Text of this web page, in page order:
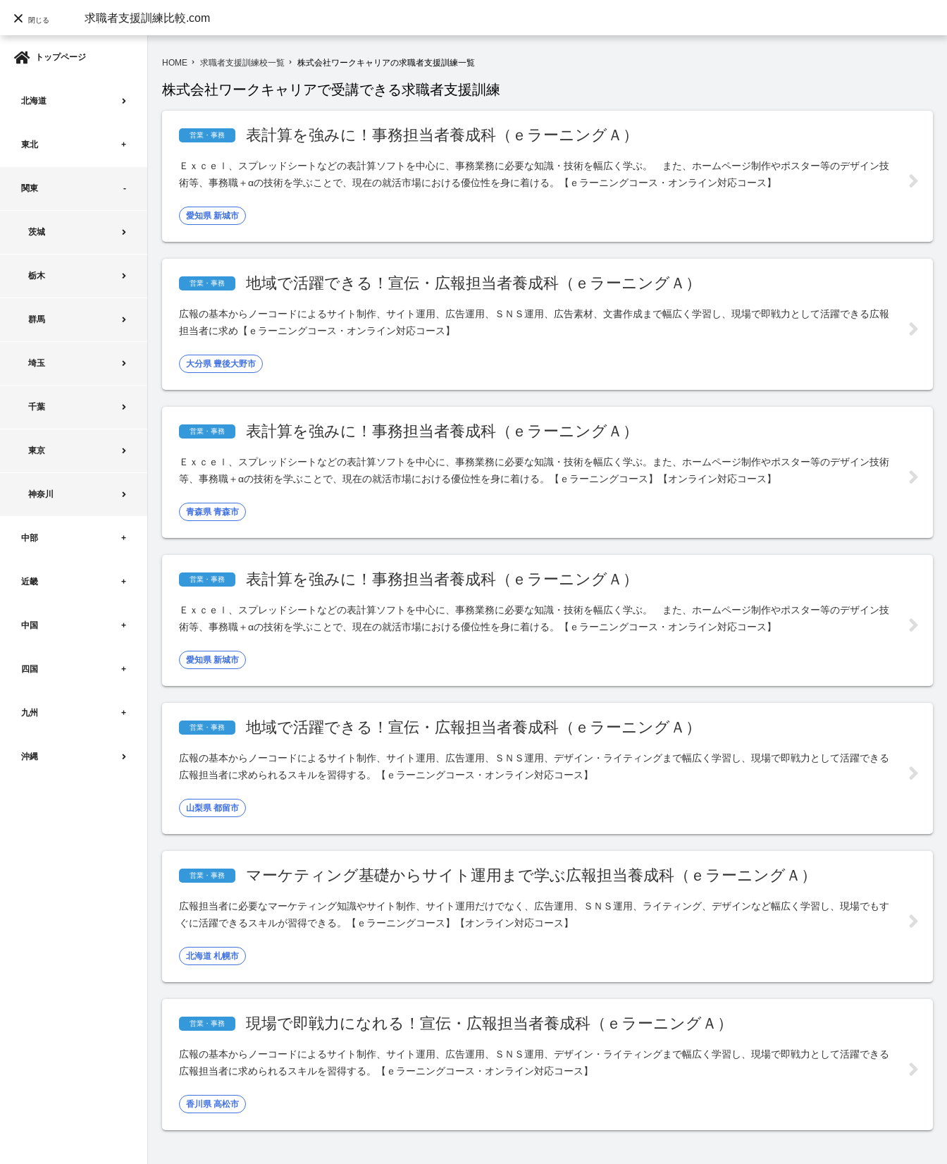
求職者支援訓練比較.com
閉じる
トップページ
北海道
東北
関東
茨城
栃木
群馬
埼玉
千葉
東京
神奈川
中部
近畿
中国
四国
九州
沖縄
HOME navigate_next 求職者支援訓練校一覧 navigate_next 株式会社ワークキャリアの求職者支援訓練一覧
株式会社ワークキャリアで受講できる求職者支援訓練
営業・事務 表計算を強みに！事務担当者養成科（ｅラーニングＡ）
Ｅｘｃｅｌ、スプレッドシートなどの表計算ソフトを中心に、事務業務に必要な知識・技術を幅広く学ぶ。 また、ホームページ制作やポスター等のデザイン技
術等、事務職＋αの技術を学ぶことで、現在の就活市場における優位性を身に着ける。【ｅラーニングコース・オンライン対応コース】
愛知県 新城市
営業・事務 地域で活躍できる！宣伝・広報担当者養成科（ｅラーニングＡ）
広報の基本からノーコードによるサイト制作、サイト運用、広告運用、ＳＮＳ運用、広告素材、文書作成まで幅広く学習し、現場で即戦力として活躍できる広報
担当者に求め【ｅラーニングコース・オンライン対応コース】
大分県 豊後大野市
営業・事務 表計算を強みに！事務担当者養成科（ｅラーニングＡ）
Ｅｘｃｅｌ、スプレッドシートなどの表計算ソフトを中心に、事務業務に必要な知識・技術を幅広く学ぶ。また、ホームページ制作やポスター等のデザイン技術
等、事務職＋αの技術を学ぶことで、現在の就活市場における優位性を身に着ける。【ｅラーニングコース】【オンライン対応コース】
青森県 青森市
営業・事務 表計算を強みに！事務担当者養成科（ｅラーニングＡ）
Ｅｘｃｅｌ、スプレッドシートなどの表計算ソフトを中心に、事務業務に必要な知識・技術を幅広く学ぶ。 また、ホームページ制作やポスター等のデザイン技
術等、事務職＋αの技術を学ぶことで、現在の就活市場における優位性を身に着ける。【ｅラーニングコース・オンライン対応コース】
愛知県 新城市
営業・事務 地域で活躍できる！宣伝・広報担当者養成科（ｅラーニングＡ）
広報の基本からノーコードによるサイト制作、サイト運用、広告運用、ＳＮＳ運用、デザイン・ライティングまで幅広く学習し、現場で即戦力として活躍できる
広報担当者に求められるスキルを習得する。【ｅラーニングコース・オンライン対応コース】
山梨県 都留市
営業・事務 マーケティング基礎からサイト運用まで学ぶ広報担当養成科（ｅラーニングＡ）
広報担当者に必要なマーケティング知識やサイト制作、サイト運用だけでなく、広告運用、ＳＮＳ運用、ライティング、デザインなど幅広く学習し、現場でもす
ぐに活躍できるスキルが習得できる。【ｅラーニングコース】【オンライン対応コース】
北海道 札幌市
営業・事務 現場で即戦力になれる！宣伝・広報担当者養成科（ｅラーニングＡ）
広報の基本からノーコードによるサイト制作、サイト運用、広告運用、ＳＮＳ運用、デザイン・ライティングまで幅広く学習し、現場で即戦力として活躍できる
広報担当者に求められるスキルを習得する。【ｅラーニングコース・オンライン対応コース】
香川県 高松市